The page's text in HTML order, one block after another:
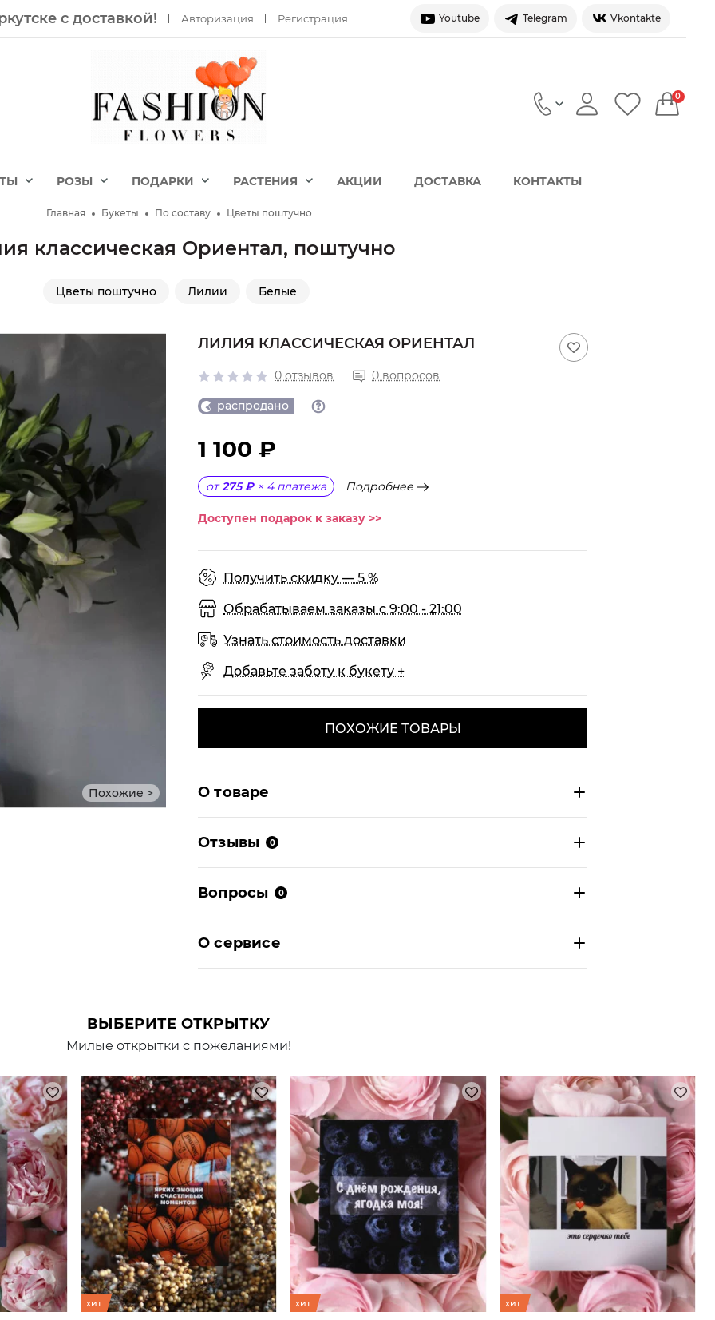
с доставкой! Авторизация Регистрация Youtube Telegram Vkontakte
0
РОЗЫ ПОДАРКИ РАСТЕНИЯ АКЦИИ ДОСТАВКА КОНТАКТЫ
Главная Букеты По составу Цветы поштучно
классическая Ориентал, поштучно
Цветы поштучно Лилии Белые
Похожие >
ЛИЛИЯ КЛАССИЧЕСКАЯ ОРИЕНТАЛ
0 отзывов 0 вопросов
распродано
1 100 ₽
от 275 ₽ × 4 платежа Подробнее
Доступен подарок к заказу >>
Получить скидку — 5 %
Обрабатываем заказы с 9:00 - 21:00
Узнать стоимость доставки
Добавьте заботу к букету +
ПОХОЖИЕ ТОВАРЫ
О товаре
Отзывы 0
Вопросы 0
О сервисе
ВЫБЕРИТЕ ОТКРЫТКУ
Милые открытки с пожеланиями!
хит хит хит